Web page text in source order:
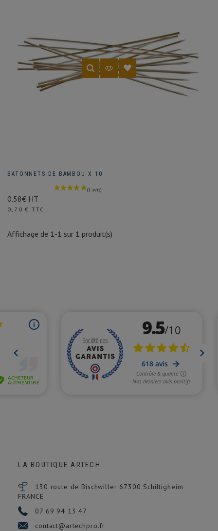
BATONNETS DE BAMBOU X 10
0.58€ HT
Prix
0,70 € TTC
Affichage de 1-1 sur 1 produit(s)
LA BOUTIQUE ARTECH
130 route de Bischwiller 67300 Schiltigheim
FRANCE
07 69 94 13 47
contact@artechpro.fr